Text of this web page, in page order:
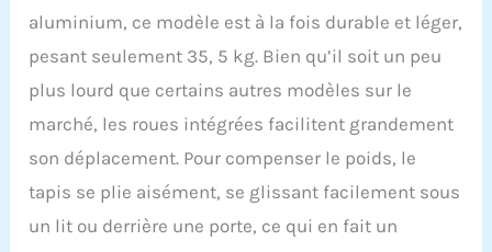
une solution d'économie
d'espace qui permet de
gagner jusqu'à 90 %
d'espace de stockage par
traditionnels. Tapis de
Marche Amélioré - Doté
d'un cadre en alliage
d'aluminium amélioré, le
tapis de marche pliable
MC11 assure durabilité et
aluminium, ce modèle est à la fois durable et léger,
pesant seulement 35, 5 kg. Bien qu’il soit un peu
plus lourd que certains autres modèles sur le
marché, les roues intégrées facilitent grandement
son déplacement. Pour compenser le poids, le
tapis se plie aisément, se glissant facilement sous
un lit ou derrière une porte, ce qui en fait un